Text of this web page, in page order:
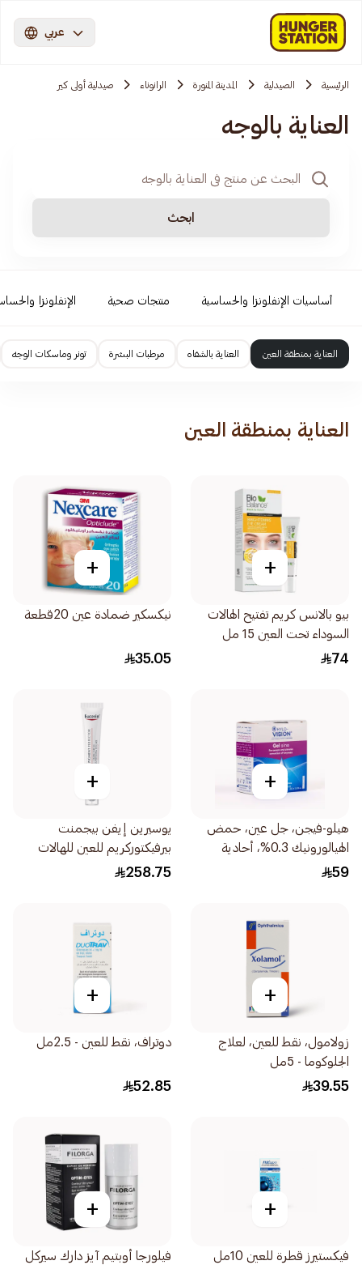
عربي
الرئيسية الصيدلية المدينة المنورة الرانوناء صيدلية أولى كير
العناية بالوجه
ابحث
أساسيات الإنفلونزا والحساسية منتجات صحية الإنفلونزا
العناية بمنطقة العين العناية بالشفاه مرطبات البشرة تونر وماسكات الوجه
العناية بمنطقة العين
+
بيو بالانس كريم تفتيح الهالات
السوداء تحت العين 15 مل
74
+
نيكسكير ضمادة عين 20قطعة
35.05
+
هيلو-فيجن، جل عين، حمض
الهيالورونيك 0.3%، أحادية
الجرعة - 20قطعة
59
+
يوسيرين إيفن بيجمنت
بيرفيكتوركريم للعين للهالات
السوداء 15مل
258.75
+
زولامول، نقط للعين، لعلاج
الجلوكوما - 5مل
39.55
+
دوتراف، نقط للعين - 2.5مل
52.85
+
فيكستيرز قطرة للعين 10مل
+
فيلورجا أوبتيم آيز دارك سيركل